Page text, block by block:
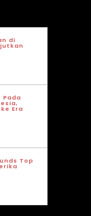
di
Pada
Era
Top